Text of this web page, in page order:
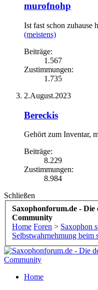
murofnohp
Ist fast schon zuhause
(meistens)
Beiträge:
1.567
Zustimmungen:
1.735
2.August.2023
Bereckis
Gehört zum Inventar,
Beiträge:
8.229
Zustimmungen:
8.984
Schließen
Saxophonforum.de - Die
Community
Home Foren > Saxophon
Selbstwahrnehmung beim
Home